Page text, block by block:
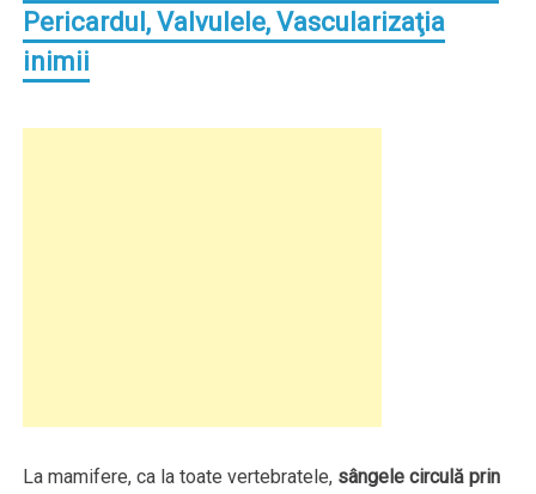
Pericardul, Valvulele, Vascularizaţia
inimii
La mamifere, ca la toate vertebratele, sângele circulă prin